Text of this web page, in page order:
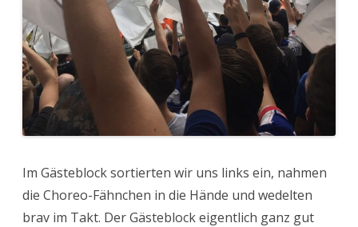
Im Gästeblock sortierten wir uns links ein, nahmen
die Choreo-Fähnchen in die Hände und wedelten
brav im Takt. Der Gästeblock eigentlich ganz gut